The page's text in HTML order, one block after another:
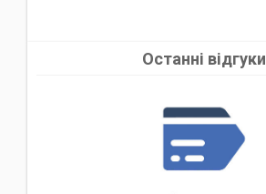
Останні відгуки